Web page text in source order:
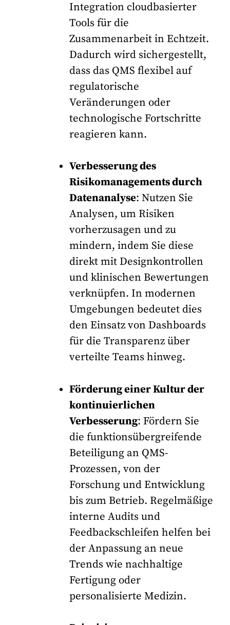
Integration cloudbasierter
Tools für die
Zusammenarbeit in Echtzeit.
Dadurch wird sichergestellt,
dass das QMS flexibel auf
regulatorische
Veränderungen oder
technologische Fortschritte
reagieren kann.
Verbesserung des
Risikomanagements durch
Datenanalyse: Nutzen Sie
Analysen, um Risiken
vorherzusagen und zu
mindern, indem Sie diese
direkt mit Designkontrollen
und klinischen Bewertungen
verknüpfen. In modernen
Umgebungen bedeutet dies
den Einsatz von Dashboards
für die Transparenz über
verteilte Teams hinweg.
Förderung einer Kultur der
kontinuierlichen
Verbesserung: Fördern Sie
die funktionsübergreifende
Beteiligung an QMS-
Prozessen, von der
Forschung und Entwicklung
bis zum Betrieb. Regelmäßige
interne Audits und
Feedbackschleifen helfen bei
der Anpassung an neue
Trends wie nachhaltige
Fertigung oder
personalisierte Medizin.